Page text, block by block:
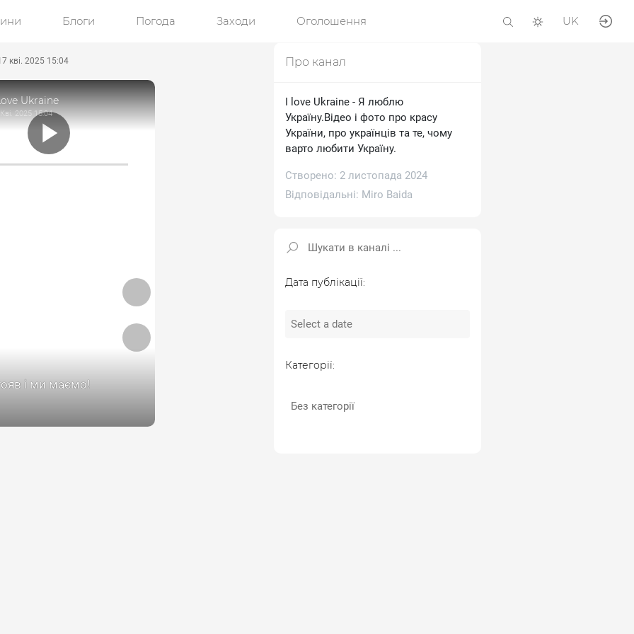
Блоги Погода Заходи Оголошення UK
кві. 2025 15:04
Ukraine
2025 15:04
і ми маємо!
Про канал
I love Ukraine - Я люблю
Україну.Відео і фото про красу
України, про українців та те, чому
варто любити Україну.
Створено: 2 листопада 2024
Відповідальні: Miro Baida
Дата публікації:
Категорії:
Без категорії